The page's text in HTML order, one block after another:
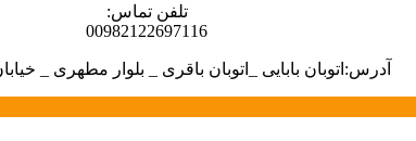
تلفن تماس:
00982122697116
آدرس:اتوبان بابایی _اتوبان باقری _ بلوار مطهری _